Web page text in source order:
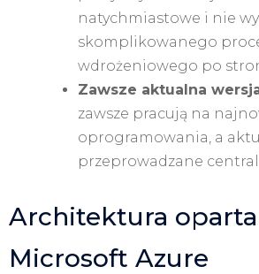
natychmiastowe i nie
skomplikowanego
wdrożeniowego po
Zawsze aktualna
zawsze pracują na
oprogramowania, a
przeprowadzane
Architektura
Microsoft Azure